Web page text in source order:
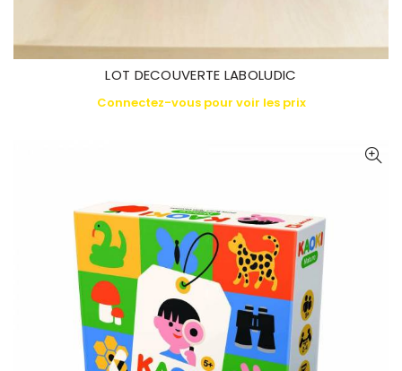
LOT DECOUVERTE LABOLUDIC
Connectez-vous pour voir les prix